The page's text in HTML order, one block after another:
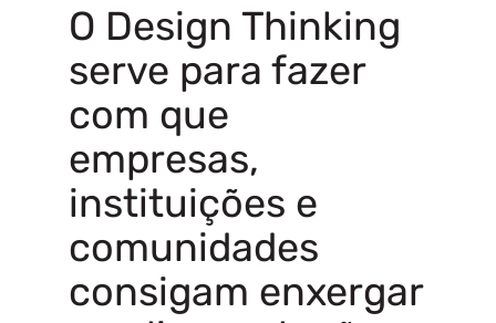
O Design Thinking
serve parafazer
com que
empresas,
instituições e
comunidades
consigam enxergar